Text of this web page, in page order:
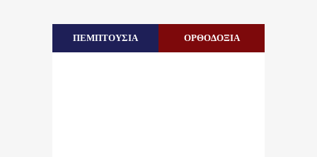
ΠΕΜΠΤΟΥΣΙΑ ΟΡΘΟΔΟΞΙΑ